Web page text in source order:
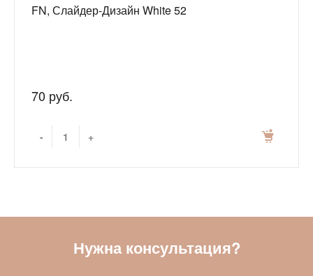
FN, Слайдер-Дизайн White 52
70 руб.
- +
Нужна консультация?